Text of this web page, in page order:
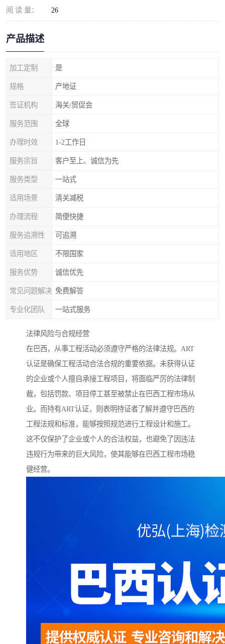
阅 读 量： 26
产品描述
加工定制 是
规格 产地证
签证机构 海关/贸促会
服务范围 全球
办理时效 1-2工作日
服务宗旨 客户至上、诚信为先
服务类型 一站式
适用场景 清关减税
办理流程 简便快捷
服务追溯性 可追溯
适用地区 不限国家
服务优势 诚信优先
常见问题解决 免费解答
专业化团队 一站式服务
法律风险与合规经营
在巴西，从事工程活动必须遵守严格的法律法规。ART
认证是确保工程活动合法合规的重要依据。未获得认证
的企业或个人擅自承接工程项目，将面临严厉的法律制
裁，包括罚款、项目停工甚至被禁止在巴西工程市场从
业。而持有ART认证，则表明持证者了解并遵守巴西的
工程法规和标准，能够按照规范进行工程设计和施工。
这不仅保护了企业或个人的合法权益，也避免了因违法
违规行为带来的巨大风险，使其能够在巴西工程市场稳
健经营。